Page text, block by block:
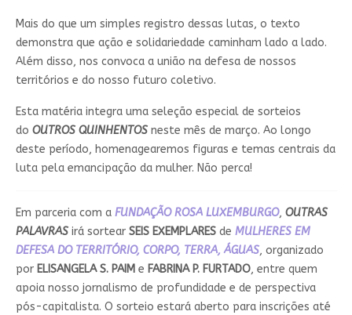
Mais do que um simples registro dessas lutas, o texto
demonstra que ação e solidariedade caminham lado a lado.
Além disso, nos convoca a união na defesa de nossos
territórios e do nosso futuro coletivo.
Esta matéria integra uma seleção especial de sorteios
do OUTROS QUINHENTOS neste mês de março. Ao longo
deste período, homenagearemos figuras e temas centrais da
luta pela emancipação da mulher. Não perca!
Em parceria com a FUNDAÇÃO ROSA LUXEMBURGO, OUTRAS
PALAVRASirá sortear SEIS EXEMPLARESde MULHERES EM
DEFESA DO TERRITÓRIO, CORPO, TERRA, ÁGUAS, organizado
por ELISANGELA S. PAIM e FABRINA P. FURTADO, entre quem
apoia nosso jornalismo de profundidade e de perspectiva
pós-capitalista. O sorteio estará aberto para inscrições até